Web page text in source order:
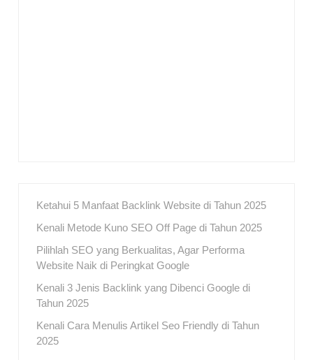
Ketahui 5 Manfaat Backlink Website di Tahun 2025
Kenali Metode Kuno SEO Off Page di Tahun 2025
Pilihlah SEO yang Berkualitas, Agar Performa
Website Naik di Peringkat Google
Kenali 3 Jenis Backlink yang Dibenci Google di
Tahun 2025
Kenali Cara Menulis Artikel Seo Friendly di Tahun
2025